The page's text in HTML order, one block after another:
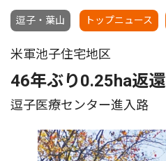
逗子・葉山 トップニュース
米軍池子住宅地区
46年ぶり0.25ha返還
逗子医療センター進入路